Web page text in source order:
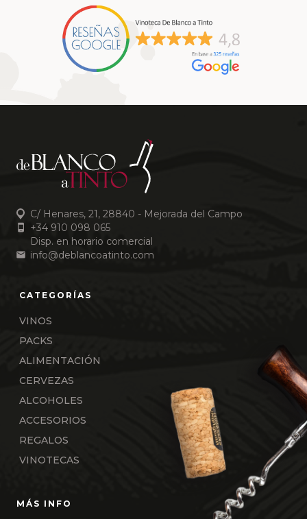
C/ Henares, 21, 28840 - Mejorada del Campo
+34 910 098 065
Disp. en horario comercial
info@deblancoatinto.com
VINOS
PACKS
ALIMENTACIÓN
CERVEZAS
ALCOHOLES
ACCESORIOS
REGALOS
VINOTECAS